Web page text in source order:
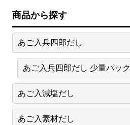
商品から探す
あご入兵四郎だし
あご入兵四郎だし 少量パック
あご入減塩だし
あご入素材だし